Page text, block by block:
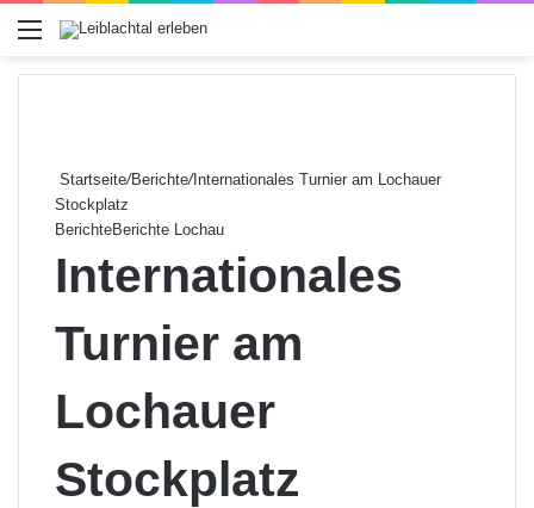
Menü
Startseite/Berichte/Internationales Turnier am Lochauer
Stockplatz
BerichteBerichte Lochau
Internationales
Turnier am
Lochauer
Stockplatz